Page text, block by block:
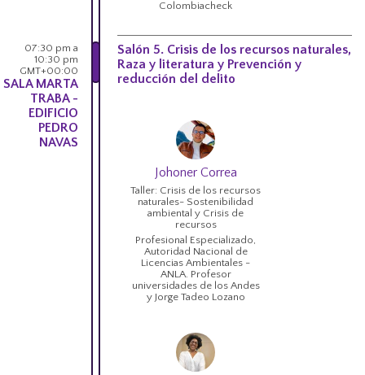
Colombiacheck
07:30 pm a
10:30 pm
GMT+00:00
SALA MARTA
TRABA -
EDIFICIO
PEDRO
NAVAS
Salón 5. Crisis de los recursos naturales,
Raza y literatura y Prevención y
reducción del delito
Johoner Correa
Taller: Crisis de los recursos
naturales- Sostenibilidad
ambiental y Crisis de
recursos
Profesional Especializado,
Autoridad Nacional de
Licencias Ambientales -
ANLA. Profesor
universidades de los Andes
y Jorge Tadeo Lozano